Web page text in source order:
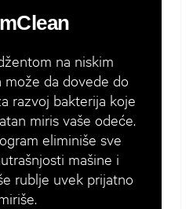
na niskim
da dovede do
razvoj bakterija koje
miris vaše odeće.
eliminiše sve
mašine i
rublje uvek prijatno